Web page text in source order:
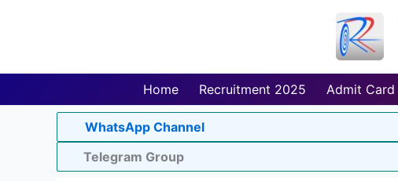
Home Recruitment 2025 Admit Card
WhatsApp Channel
Telegram Group